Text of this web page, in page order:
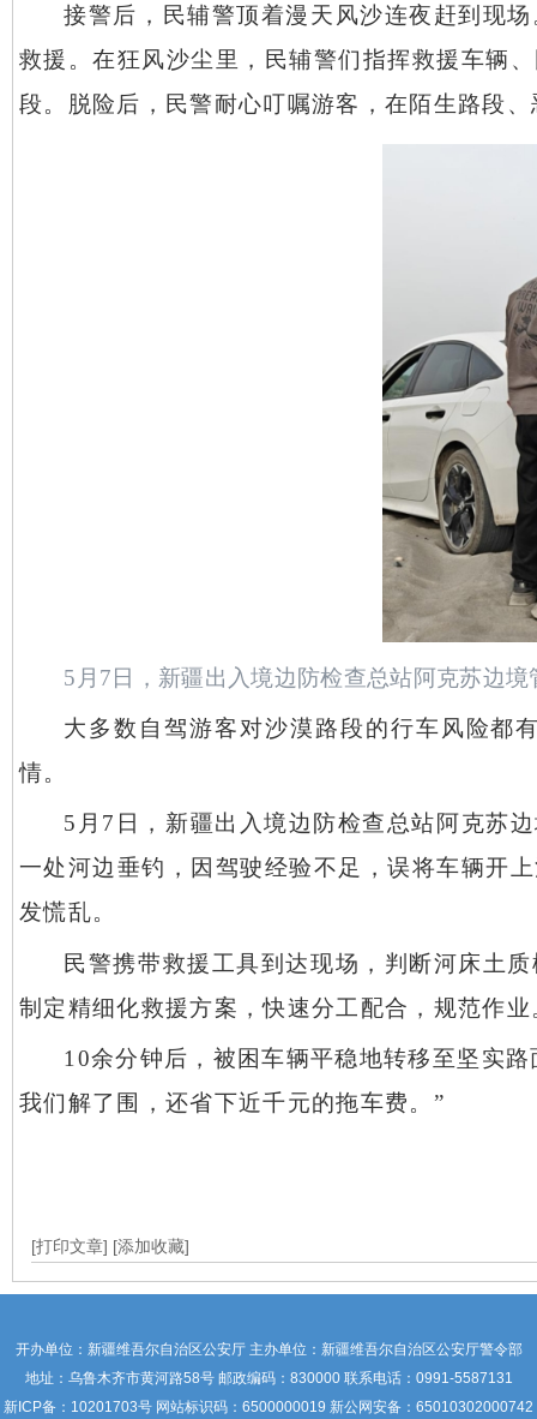
接警后，民辅警顶着漫天风沙连夜赶到现
救援。在狂风沙尘里，民辅警们指挥救援车辆
段。脱险后，民警耐心叮嘱游客，在陌生路段
5月7日，新疆出入境边防检查总站阿克苏边
大多数自驾游客对沙漠路段的行车风险都
情。
5月7日，新疆出入境边防检查总站阿克苏
一处河边垂钓，因驾驶经验不足，误将车辆开
发慌乱。
民警携带救援工具到达现场，判断河床土
制定精细化救援方案，快速分工配合，规范作业
10余分钟后，被困车辆平稳地转移至坚实
我们解了围，还省下近千元的拖车费。”
[打印文章] [添加收藏]
开办单位：新疆维吾尔自治区公安厅 主办单位：新疆维吾尔自治区公安厅警令部
地址：乌鲁木齐市黄河路58号 邮政编码：830000 联系电话：0991-5587131
新ICP备： 10201703号 网站标识码：6500000019 新公网安备：65010302000742